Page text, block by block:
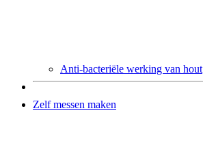
Anti-bacteriële werking van hout
Zelf messen maken